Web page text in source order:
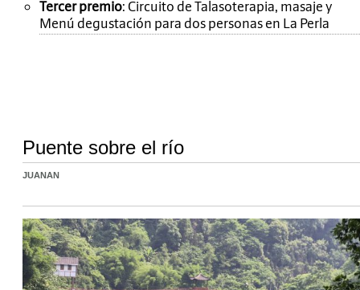
Tercer premio: Circuito de Talasoterapia, masaje y
Menú degustación para dos personas en La Perla
Puente sobre el río
JUANAN